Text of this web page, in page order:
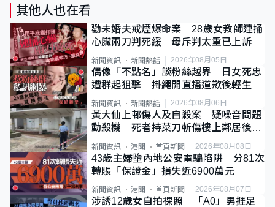
其他人也在看
勸未婚夫戒煙爆命案 28歲女教師連捅
心臟兩刀判死緩 母斥判太重已上訴
新聞資訊 新聞熱話 2026年08月05日
偶像「不點名」談粉絲越界 日女死忠
遭群起狙擊 掛繩開直播道歉後輕生
新聞資訊 新聞熱話 2026年08月06日
黃大仙上邨傷人及自殺案 疑噪音問題
動殺機 死者持菜刀斬傷樓上鄰居後墮
新聞資訊 港聞 首頁新聞 2026年08月08日
43歲主婦墮內地公安電騙陷阱 分81次
轉賬「保證金」損失近6900萬元
新聞資訊 港聞 首頁新聞 2026年08月07日
涉誘12歲女自拍祼照 「A0」男捱足